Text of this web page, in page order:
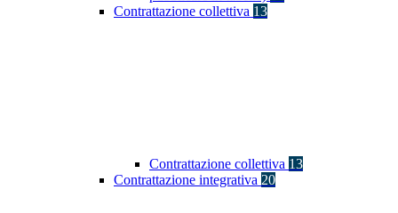
Contrattazione collettiva 13
Contrattazione collettiva 13
Contrattazione integrativa 20